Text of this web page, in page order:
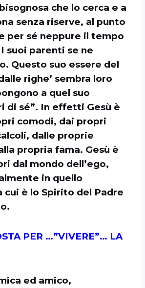
che lo cerca e a
senza riserve, al punto
per sé neppure il tempo
suoi parenti se ne
Questo suo essere del
righe’ sembra loro
a quel suo
di sé”. In effetti Gesù è
comodi, dai propri
dalle proprie
propria fama. Gesù è
dal mondo dell’ego,
in quello
cui è lo Spirito del Padre
PER …”VIVERE”… LA
ed amico,